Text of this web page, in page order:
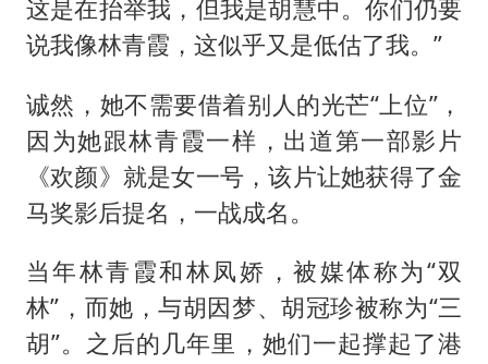
这是在抬举我，但我是胡慧中。你们仍要
说我像林青霞，这似乎又是低估了我。”
诚然，她不需要借着别人的光芒“上位”，
因为她跟林青霞一样，出道第一部影片
《欢颜》就是女一号，该片让她获得了金
马奖影后提名，一战成名。
当年林青霞和林凤娇，被媒体称为“双
林”，而她，与胡因梦、胡冠珍被称为“三
胡”。之后的几年里，她们一起撑起了港